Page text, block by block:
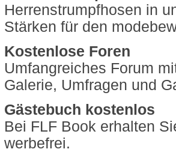
Herrenstrumpfhosen in
Stärken für den
Kostenlose Foren
Umfangreiches Forum
Galerie, Umfragen und
Gästebuch kostenlos
Bei FLF Book erhalten
werbefrei.